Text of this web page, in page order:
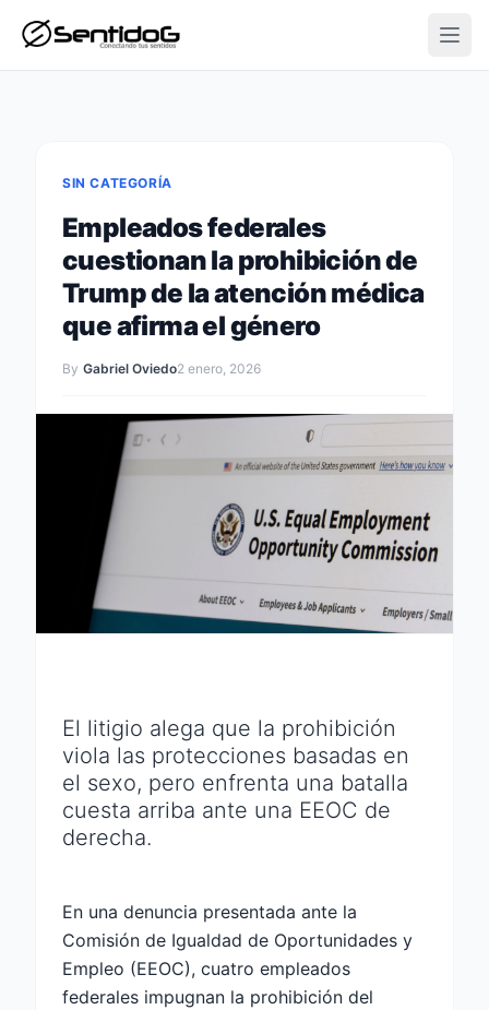
SIN CATEGORÍA
Empleados federales
cuestionan la prohibición de
Trump de la atención médica
que afirma el género
By Gabriel Oviedo2 enero, 2026
El litigio alega que la prohibición
viola las protecciones basadas en
el sexo, pero enfrenta una batalla
cuesta arriba ante una EEOC de
derecha.
En una denuncia presentada ante la
Comisión de Igualdad de Oportunidades y
Empleo (EEOC), cuatro empleados
federales impugnan la prohibición del